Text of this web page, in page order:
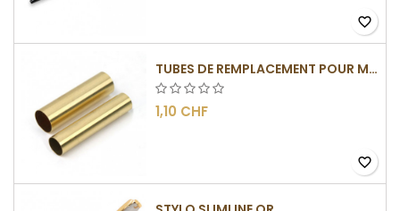
favorite_border
TUBES DE REMPLACEMENT POUR MÉCANISMES SLIMLINE
1,10 CHF
favorite_border